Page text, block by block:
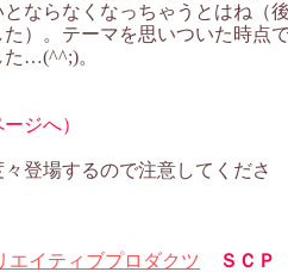
ならなくなっちゃうとはね（後
）。テーマを思いついた時点
…(^^;)。
ジへ）
登場するので注意してくださ
エイティブプロダクツ
ＳＣＰ